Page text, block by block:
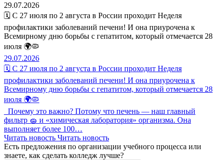
29.07.2026
🗓️ С 27 июля по 2 августа в России проходит Неделя
профилактики заболеваний печени! И она приурочена к
Всемирному дню борьбы с гепатитом, который отмечается 28
июля 🌍🦠
29.07.2026
🗓️ С 27 июля по 2 августа в России проходит Неделя
профилактики заболеваний печени! И она приурочена к
Всемирному дню борьбы с гепатитом, который отмечается 28
июля 🌍🦠
Почему это важно? Потому что печень — наш главный
фильтр 🧽 и «химическая лаборатория» организма. Она
выполняет более 100…
Читать новость Читать новость
Есть предложения по организации учебного процесса или
знаете, как сделать колледж лучше?